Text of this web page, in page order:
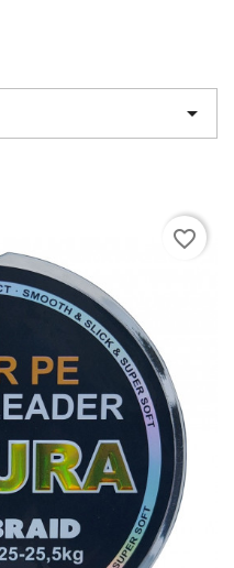

favorite_border